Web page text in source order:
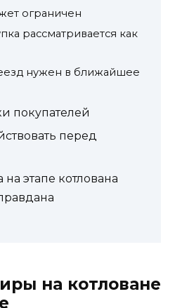
ограничен
рассматривается как
нужен в ближайшее
покупателей
перед
на этапе котлована
на котловане